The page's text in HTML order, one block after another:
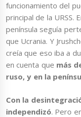
funcionamiento del
principal de la URSS.
península seguía
que Ucrania. Y
creía que eso iba a
en cuenta que más
ruso, y en la
Con la
independizó. Pero